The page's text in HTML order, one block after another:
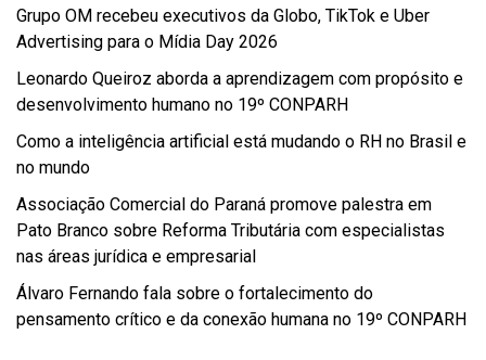
Grupo OM recebeu executivos da Globo, TikTok e Uber
Advertising para o Mídia Day 2026
Leonardo Queiroz aborda a aprendizagem com propósito e
desenvolvimento humano no 19º CONPARH
Como a inteligência artificial está mudando o RH no Brasil e
no mundo
Associação Comercial do Paraná promove palestra em
Pato Branco sobre Reforma Tributária com especialistas
nas áreas jurídica e empresarial
Álvaro Fernando fala sobre o fortalecimento do
pensamento crítico e da conexão humana no 19º CONPARH